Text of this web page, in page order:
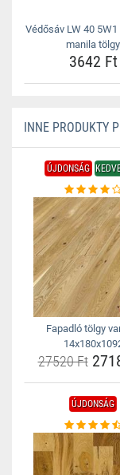
Védősáv LW 40 5W1
manila tölgy
3642 Ft
INNE PRODUKTY
ÚJDONSÁG
Fapadló tölgy
27520 Ft
ÚJDONSÁG